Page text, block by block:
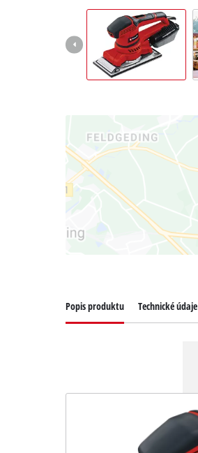
Popis produktu Technické údaje